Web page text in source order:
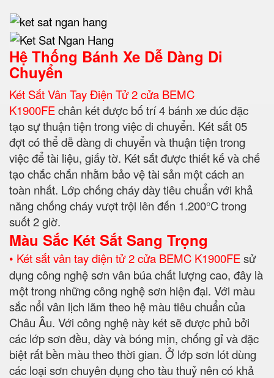
Hệ Thống Bánh Xe Dễ Dàng Di
Chuyển
Két Sắt Vân Tay Điện Tử 2 cửa BEMC
K1900FEchân két được bố trí 4 bánh xe đúc đặc
tạo sự thuận tiện trong việc di chuyển. Két sắt 05
đợt có thể dễ dàng di chuyển và thuận tiện trong
việc để tài liệu, giấy tờ. Két sắt được thiết kế và chế
tạo chắc chắn nhằm bảo vệ tài sản một cách an
toàn nhất. Lớp chống cháy dày tiêu chuẩn với khả
năng chống cháy vượt trội lên đến 1.200°C trong
suốt 2 giờ.
Màu Sắc Két Sắt Sang Trọng
• Két sắt vân tay điện tử 2 cửa BEMC K1900FEsử
dụng công nghệ sơn vân búa chất lượng cao, đây là
một trong những công nghệ sơn hiện đại. Với màu
sắc nổi vân lịch lãm theo hệ màu tiêu chuẩn của
Châu Âu. Với công nghệ này két sẽ được phủ bởi
các lớp sơn đều, dày và bóng mịn, chống gỉ và đặc
biệt rất bền màu theo thời gian. Ở lớp sơn lót dùng
các loại sơn chuyên dụng cho tàu thuỷ nên có khả